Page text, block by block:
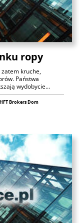
ropy
kruche,
Państwa
wydobycie…
Brokers Dom